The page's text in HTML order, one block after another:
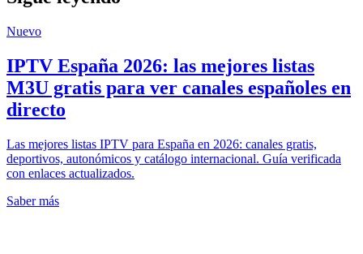
Nuevo
IPTV España 2026: las mejores listas
M3U gratis para ver canales españoles en
directo
Las mejores listas IPTV para España en 2026: canales gratis,
deportivos, autonómicos y catálogo internacional. Guía verificada
con enlaces actualizados.
Saber más